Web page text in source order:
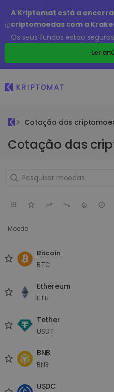
A Kriptomat está a
criptomoedas com a
Os seus fundos estão
Ler
Cotação das
Cotação das
Moeda
Bitcoin
BTC
Ethereum
ETH
Tether
USDT
BNB
BNB
USDC